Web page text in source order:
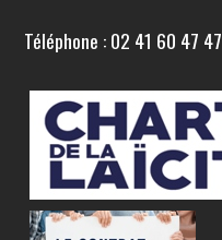
Téléphone : 02 41 60 47 47